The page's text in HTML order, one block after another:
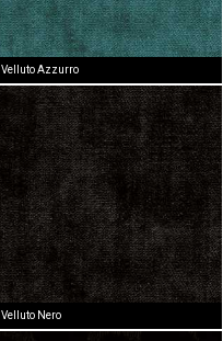
Velluto Azzurro
Velluto Nero